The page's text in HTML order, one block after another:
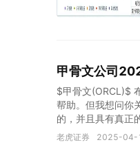
甲骨文公司
$甲骨文(ORCL)$
帮助。但我想问你
的，并且具有真正
公平份额的份额时
老虎证券 2025-04-